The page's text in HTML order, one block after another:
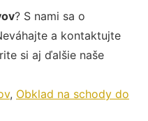
? S nami sa o
a kontaktujte
si aj ďalšie naše
, Obklad na schody do